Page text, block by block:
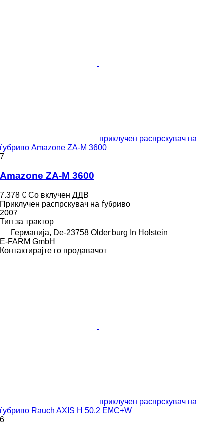
приклучен распрскувач на
ѓубриво Amazone ZA-M 3600
7
Amazone ZA-M 3600
7.378 € Со вклучен ДДВ
Приклучен распрскувач на ѓубриво
2007
Тип за трактор
Германија, De-23758 Oldenburg In Holstein
E-FARM GmbH
Контактирајте го продавачот
приклучен распрскувач на
ѓубриво Rauch AXIS H 50.2 EMC+W
6